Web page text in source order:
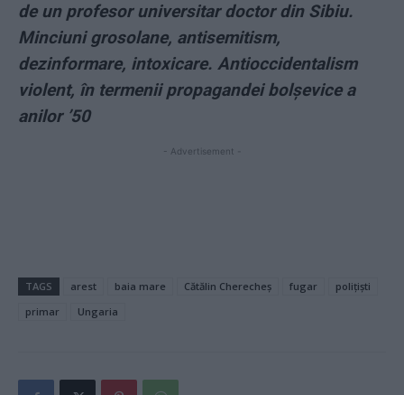
de un profesor universitar doctor din Sibiu.
Minciuni grosolane, antisemitism,
dezinformare, intoxicare. Antioccidentalism
violent, în termenii propagandei bolșevice a
anilor ’50
- Advertisement -
TAGS arest baia mare Cătălin Cherecheș fugar
polițiști
primar
Ungaria